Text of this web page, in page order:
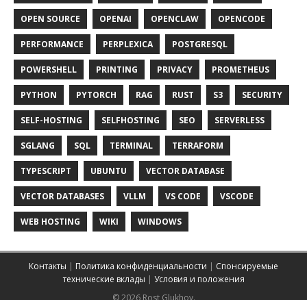
OPEN SOURCE OPENAI OPENCLAW OPENCODE
PERFORMANCE PERPLEXICA POSTGRESQL
POWERSHELL PRINTING PRIVACY PROMETHEUS
PYTHON PYTORCH RAG RUST S3 SECURITY
SELF-HOSTING SELFHOSTING SEO SERVERLESS
SGLANG SQL TERMINAL TERRAFORM
TYPESCRIPT UBUNTU VECTOR DATABASE
VECTOR DATABASES VLLM VS CODE VSCODE
WEB HOSTING WIKI WINDOWS
Контакты | Политика конфиденциальности | Спонсируемые
технические вклады | Условия и положения
© 2026 Rost Glukhov.